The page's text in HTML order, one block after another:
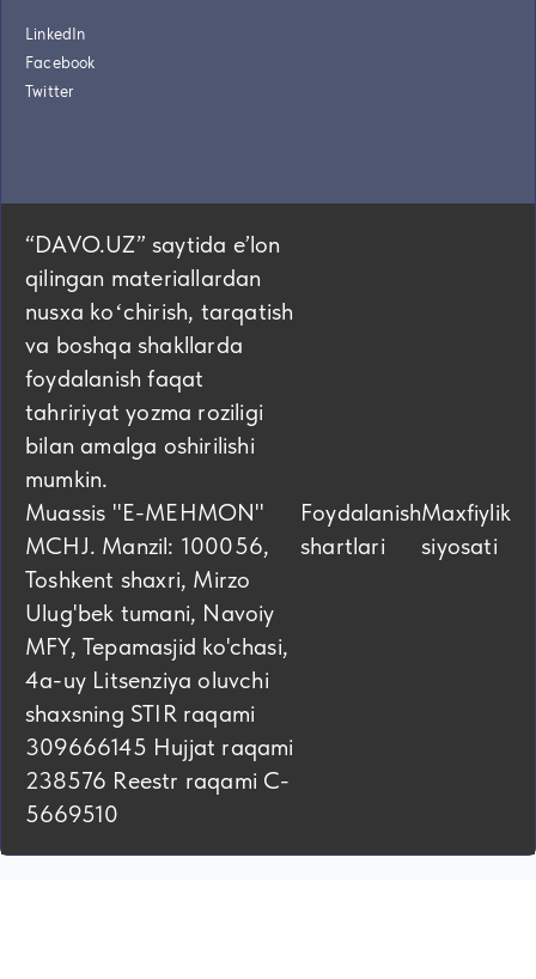
LinkedIn
Facebook
Twitter
“DAVO.UZ” saytida eʼlon
qilingan materiallardan
nusxa koʻchirish, tarqatish
va boshqa shakllarda
foydalanish faqat
tahririyat yozma roziligi
bilan amalga oshirilishi
mumkin.
Muassis "E-MEHMON"
MCHJ. Manzil: 100056,
Toshkent shaxri, Mirzo
Ulug'bek tumani, Navoiy
MFY, Tepamasjid ko'chasi,
4а-uy Litsenziya oluvchi
shaxsning STIR raqami
309666145 Hujjat raqami
238576 Reestr raqami C-
5669510
Foydalanish
shartlari
Maxfiylik
siyosati